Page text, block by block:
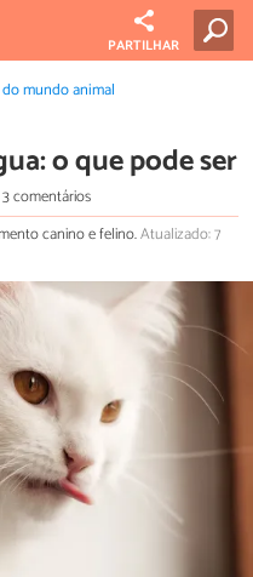
PARTILHAR
mundo animal
o que pode ser
3 comentários
canino e felino.Atualizado: 7